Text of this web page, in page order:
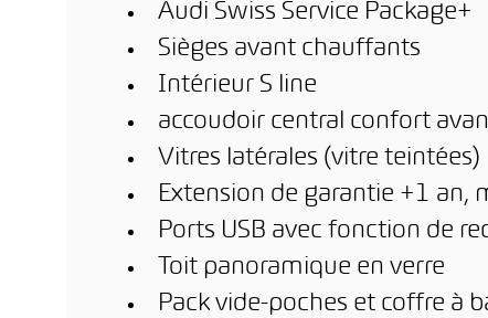
Audi Swiss Service Package+
Sièges avant chauffants
Intérieur S line
accoudoir central confort
Vitres latérales (vitre teintées)
Extension de garantie +1 an,
Ports USB avec fonction de
Toit panoramique en verre
Pack vide-poches et coffre à